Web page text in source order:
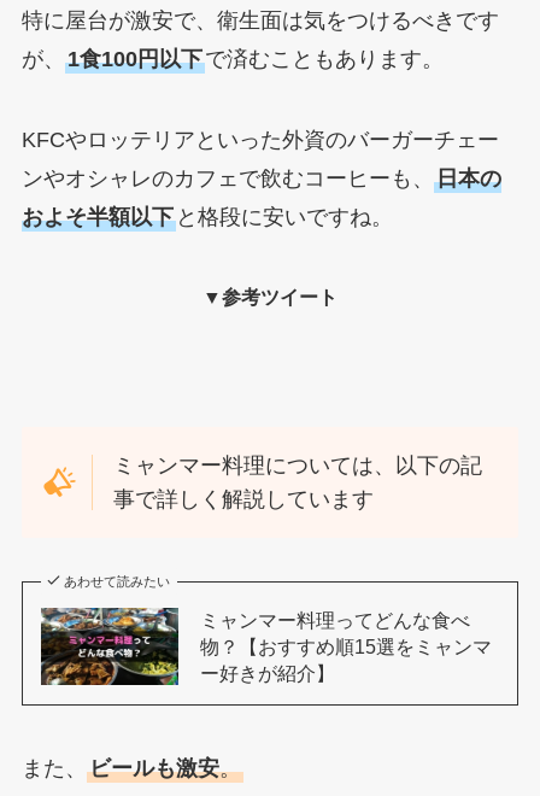
特に屋台が激安で、衛生面は気をつけるべきです
が、 1食100円以下で済むこともあります。
KFCやロッテリアといった外資のバーガーチェー
ンやオシャレのカフェで飲むコーヒーも、 日本の
およそ半額以下と格段に安いですね。
▼参考ツイート
ミャンマー料理については、以下の記
事で詳しく解説しています
あわせて読みたい
ミャンマー料理ってどんな食べ
物？【おすすめ順15選をミャンマ
ー好きが紹介】
また、 ビールも激安。